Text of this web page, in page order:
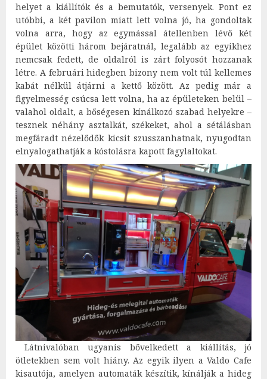
helyet a kiállítók és a bemutatók, versenyek. Pont ez
utóbbi, a két pavilon miatt lett volna jó, ha gondoltak
volna arra, hogy az egymással átellenben lévő két
épület közötti három bejáratnál, legalább az egyikhez
nemcsak fedett, de oldalról is zárt folyosót hozzanak
létre. A februári hidegben bizony nem volt túl kellemes
kabát nélkül átjárni a kettő között. Az pedig már a
figyelmesség csúcsa lett volna, ha az épületeken belül –
valahol oldalt, a bőségesen kínálkozó szabad helyekre –
tesznek néhány asztalkát, székeket, ahol a sétálásban
megfáradt nézelődők kicsit szusszanhatnak, nyugodtan
elnyalogathatják a kóstolásra kapott fagylaltokat.
Látnivalóban ugyanis bővelkedett a kiállítás, jó
ötletekben sem volt hiány. Az egyik ilyen a Valdo Cafe
kisautója, amelyen automaták készítik, kínálják a hideg